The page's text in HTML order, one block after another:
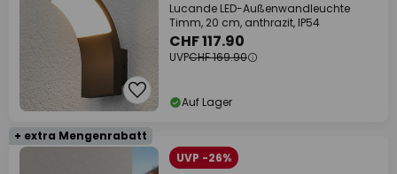
Lucande LED-Außenwandleuchte
Timm, 20 cm, anthrazit, IP54
CHF 117.90
UVPCHF 169.90
Auf Lager
+ extra Mengenrabatt
UVP -26%